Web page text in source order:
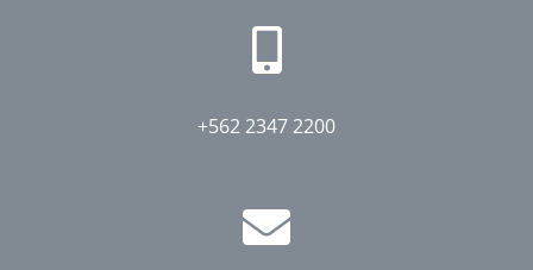
+562 2347 2200